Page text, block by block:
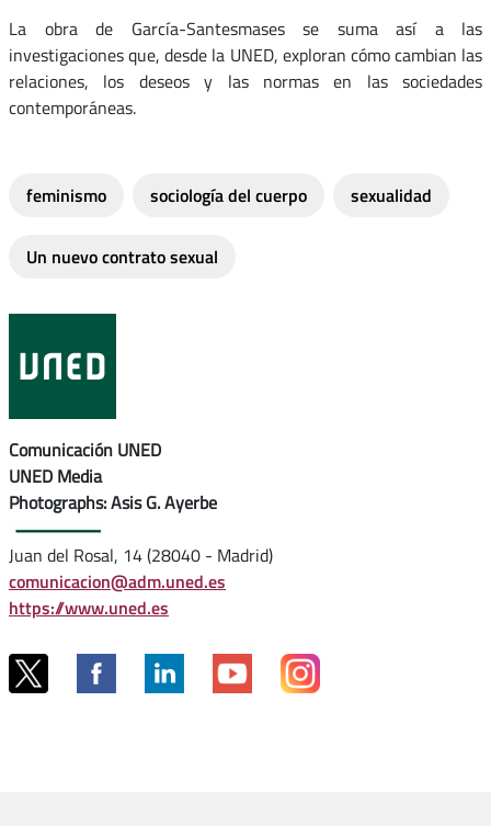
La obra de García-Santesmases se suma así a las
investigaciones que, desde la UNED, exploran cómo cambian las
relaciones, los deseos y las normas en las sociedades
contemporáneas.
feminismo sociología del cuerpo sexualidad
Un nuevo contrato sexual
Comunicación UNED
UNED Media
Photographs: Asis G. Ayerbe
Juan del Rosal, 14 (28040 - Madrid)
comunicacion@adm.uned.es
https://www.uned.es